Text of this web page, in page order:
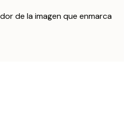
de la imagen que enmarca